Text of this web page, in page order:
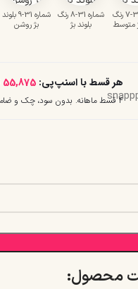
شماره 31-7 رنگ
متوسط
شماره 31-8 رنگ
بلوند بژ
شماره 31-9 بلوند
بژ روشن
هر قسط با اسنپ‌پی: 55,875
۴ قسط ماهانه. بدون سود، چک و ضامن.
محصول:​